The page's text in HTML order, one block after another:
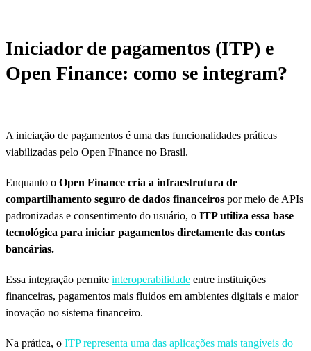
Iniciador de pagamentos (ITP) e
Open Finance: como se integram?
A iniciação de pagamentos é uma das funcionalidades práticas
viabilizadas pelo Open Finance no Brasil.
Enquanto o Open Finance cria a infraestrutura de
compartilhamento seguro de dados financeiros por meio de APIs
padronizadas e consentimento do usuário, o ITP utiliza essa base
tecnológica para iniciar pagamentos diretamente das contas
bancárias.
Essa integração permite interoperabilidade entre instituições
financeiras, pagamentos mais fluidos em ambientes digitais e maior
inovação no sistema financeiro.
Na prática, o ITP representa uma das aplicações mais tangíveis do